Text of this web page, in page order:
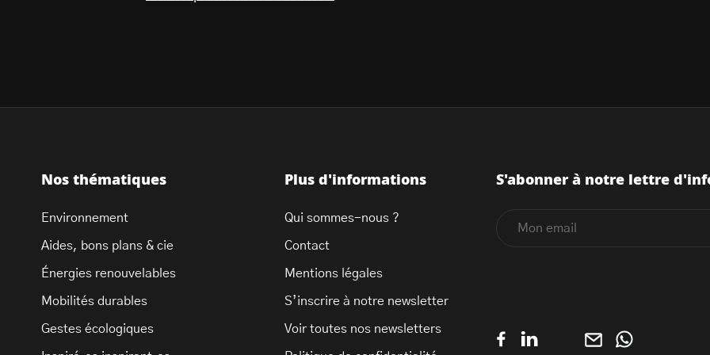
Nos thématiques
Environnement
Aides, bons plans & cie
Énergies renouvelables
Mobilités durables
Gestes écologiques
Plus d'informations
Qui sommes-nous ?
Contact
Mentions légales
S’inscrire à notre newsletter
Voir toutes nos newsletters
S'abonner à notre lettre